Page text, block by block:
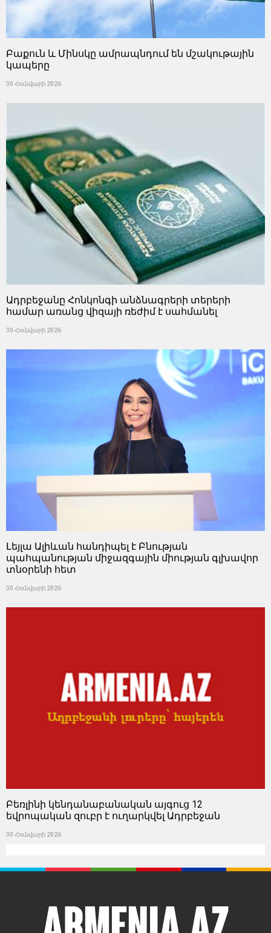
Բաքուն և Մինսկը ամրապնդում են մշակութային
կապերը
30 Հունվարի 2026
Ադրբեջանը Հոնկոնգի անձնագրերի տերերի
համար առանց վիզայի ռեժիմ է սահմանել
30 Հունվարի 2026
Լեյլա Ալիևան հանդիպել է Բնության
պահպանության միջազգային միության գլխավոր
տնօրենի հետ
30 Հունվարի 2026
Բեռլինի կենդանաբանական այգուց 12
եվրոպական զուբր է ուղարկվել Ադրբեջան
30 Հունվարի 2026